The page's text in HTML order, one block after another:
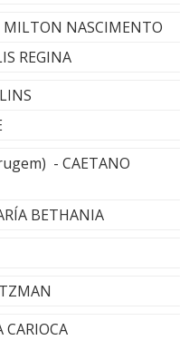
NASCIMENTO
REGINA
- CAETANO
BETHANIA